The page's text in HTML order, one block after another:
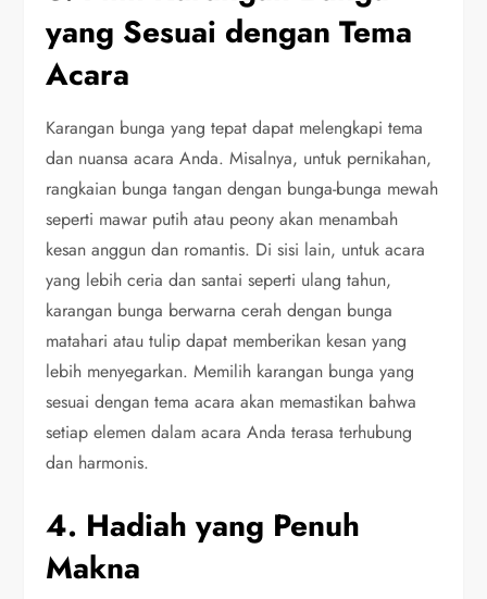
yang Sesuai dengan Tema
Acara
Karangan bunga yang tepat dapat melengkapi tema
dan nuansa acara Anda. Misalnya, untuk pernikahan,
rangkaian bunga tangan dengan bunga-bunga mewah
seperti mawar putih atau peony akan menambah
kesan anggun dan romantis. Di sisi lain, untuk acara
yang lebih ceria dan santai seperti ulang tahun,
karangan bunga berwarna cerah dengan bunga
matahari atau tulip dapat memberikan kesan yang
lebih menyegarkan. Memilih karangan bunga yang
sesuai dengan tema acara akan memastikan bahwa
setiap elemen dalam acara Anda terasa terhubung
dan harmonis.
4. Hadiah yang Penuh
Makna